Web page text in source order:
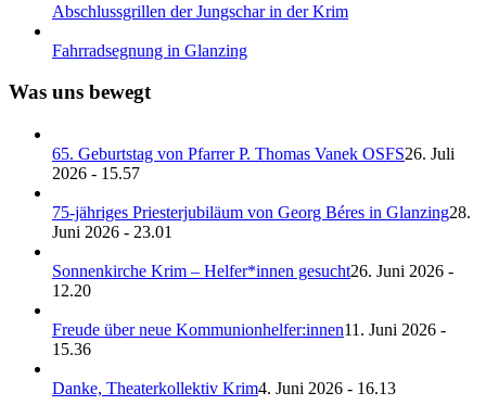
Abschlussgrillen der Jungschar in der Krim
Fahrradsegnung in Glanzing
Was uns bewegt
65. Geburtstag von Pfarrer P. Thomas Vanek OSFS26. Juli
2026 - 15.57
75-jähriges Priesterjubiläum von Georg Béres in Glanzing28.
Juni 2026 - 23.01
Sonnenkirche Krim – Helfer*innen gesucht26. Juni 2026 -
12.20
Freude über neue Kommunionhelfer:innen11. Juni 2026 -
15.36
Danke, Theaterkollektiv Krim4. Juni 2026 - 16.13